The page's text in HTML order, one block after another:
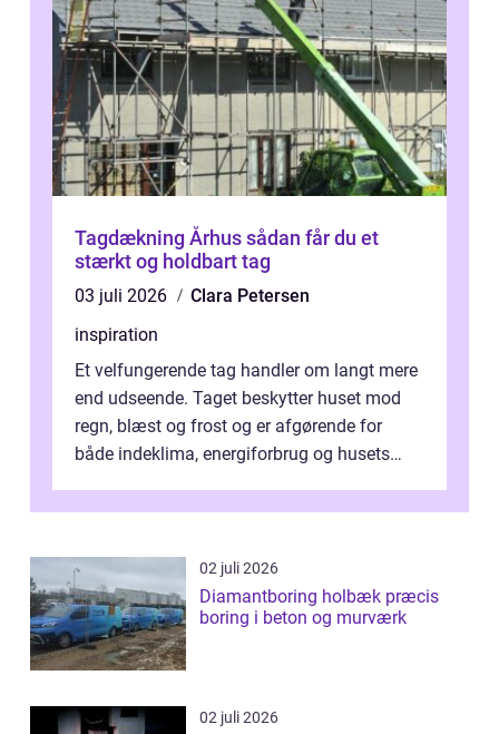
Tagdækning Århus sådan får du et
stærkt og holdbart tag
03 juli 2026
Clara Petersen
inspiration
Et velfungerende tag handler om langt mere
end udseende. Taget beskytter huset mod
regn, blæst og frost og er afgørende for
både indeklima, energiforbrug og husets
02 juli 2026
Diamantboring holbæk præcis
boring i beton og murværk
02 juli 2026